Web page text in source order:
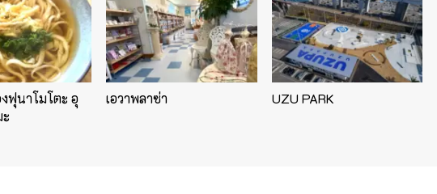
ฟุนาโมโตะ อุ
เอวาพลาซ่า UZU PARK